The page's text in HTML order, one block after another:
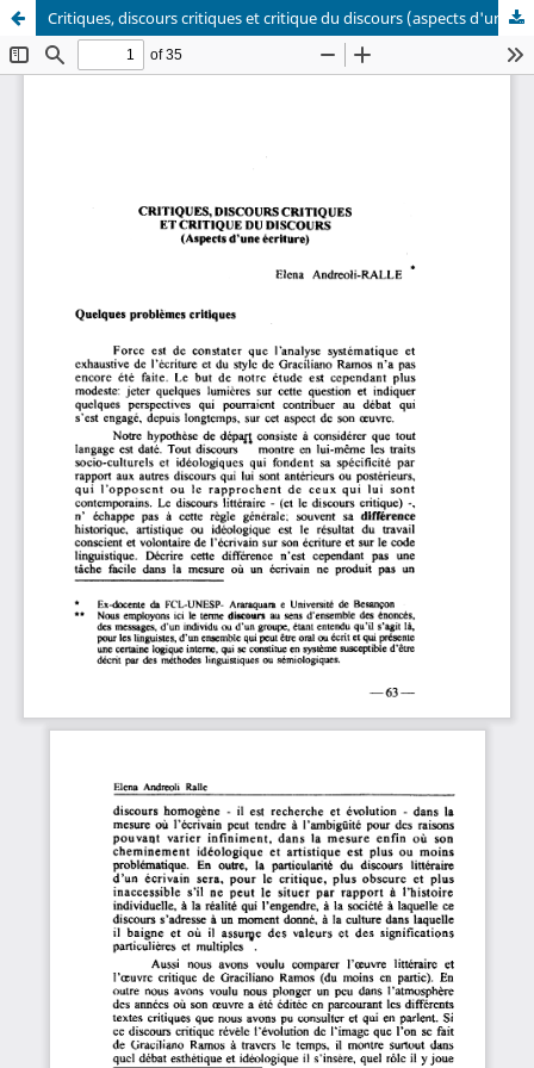
Critiques, discours critiques et critique du discours (aspects d'une écriture)